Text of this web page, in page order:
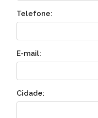
Telefone:
E-mail:
Cidade: